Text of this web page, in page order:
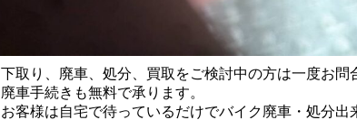
下取り、廃車、処分、買取をご検討中の方は一度お問
廃車手続きも無料で承ります。
お客様は自宅で待っているだけでバイク廃車・処分